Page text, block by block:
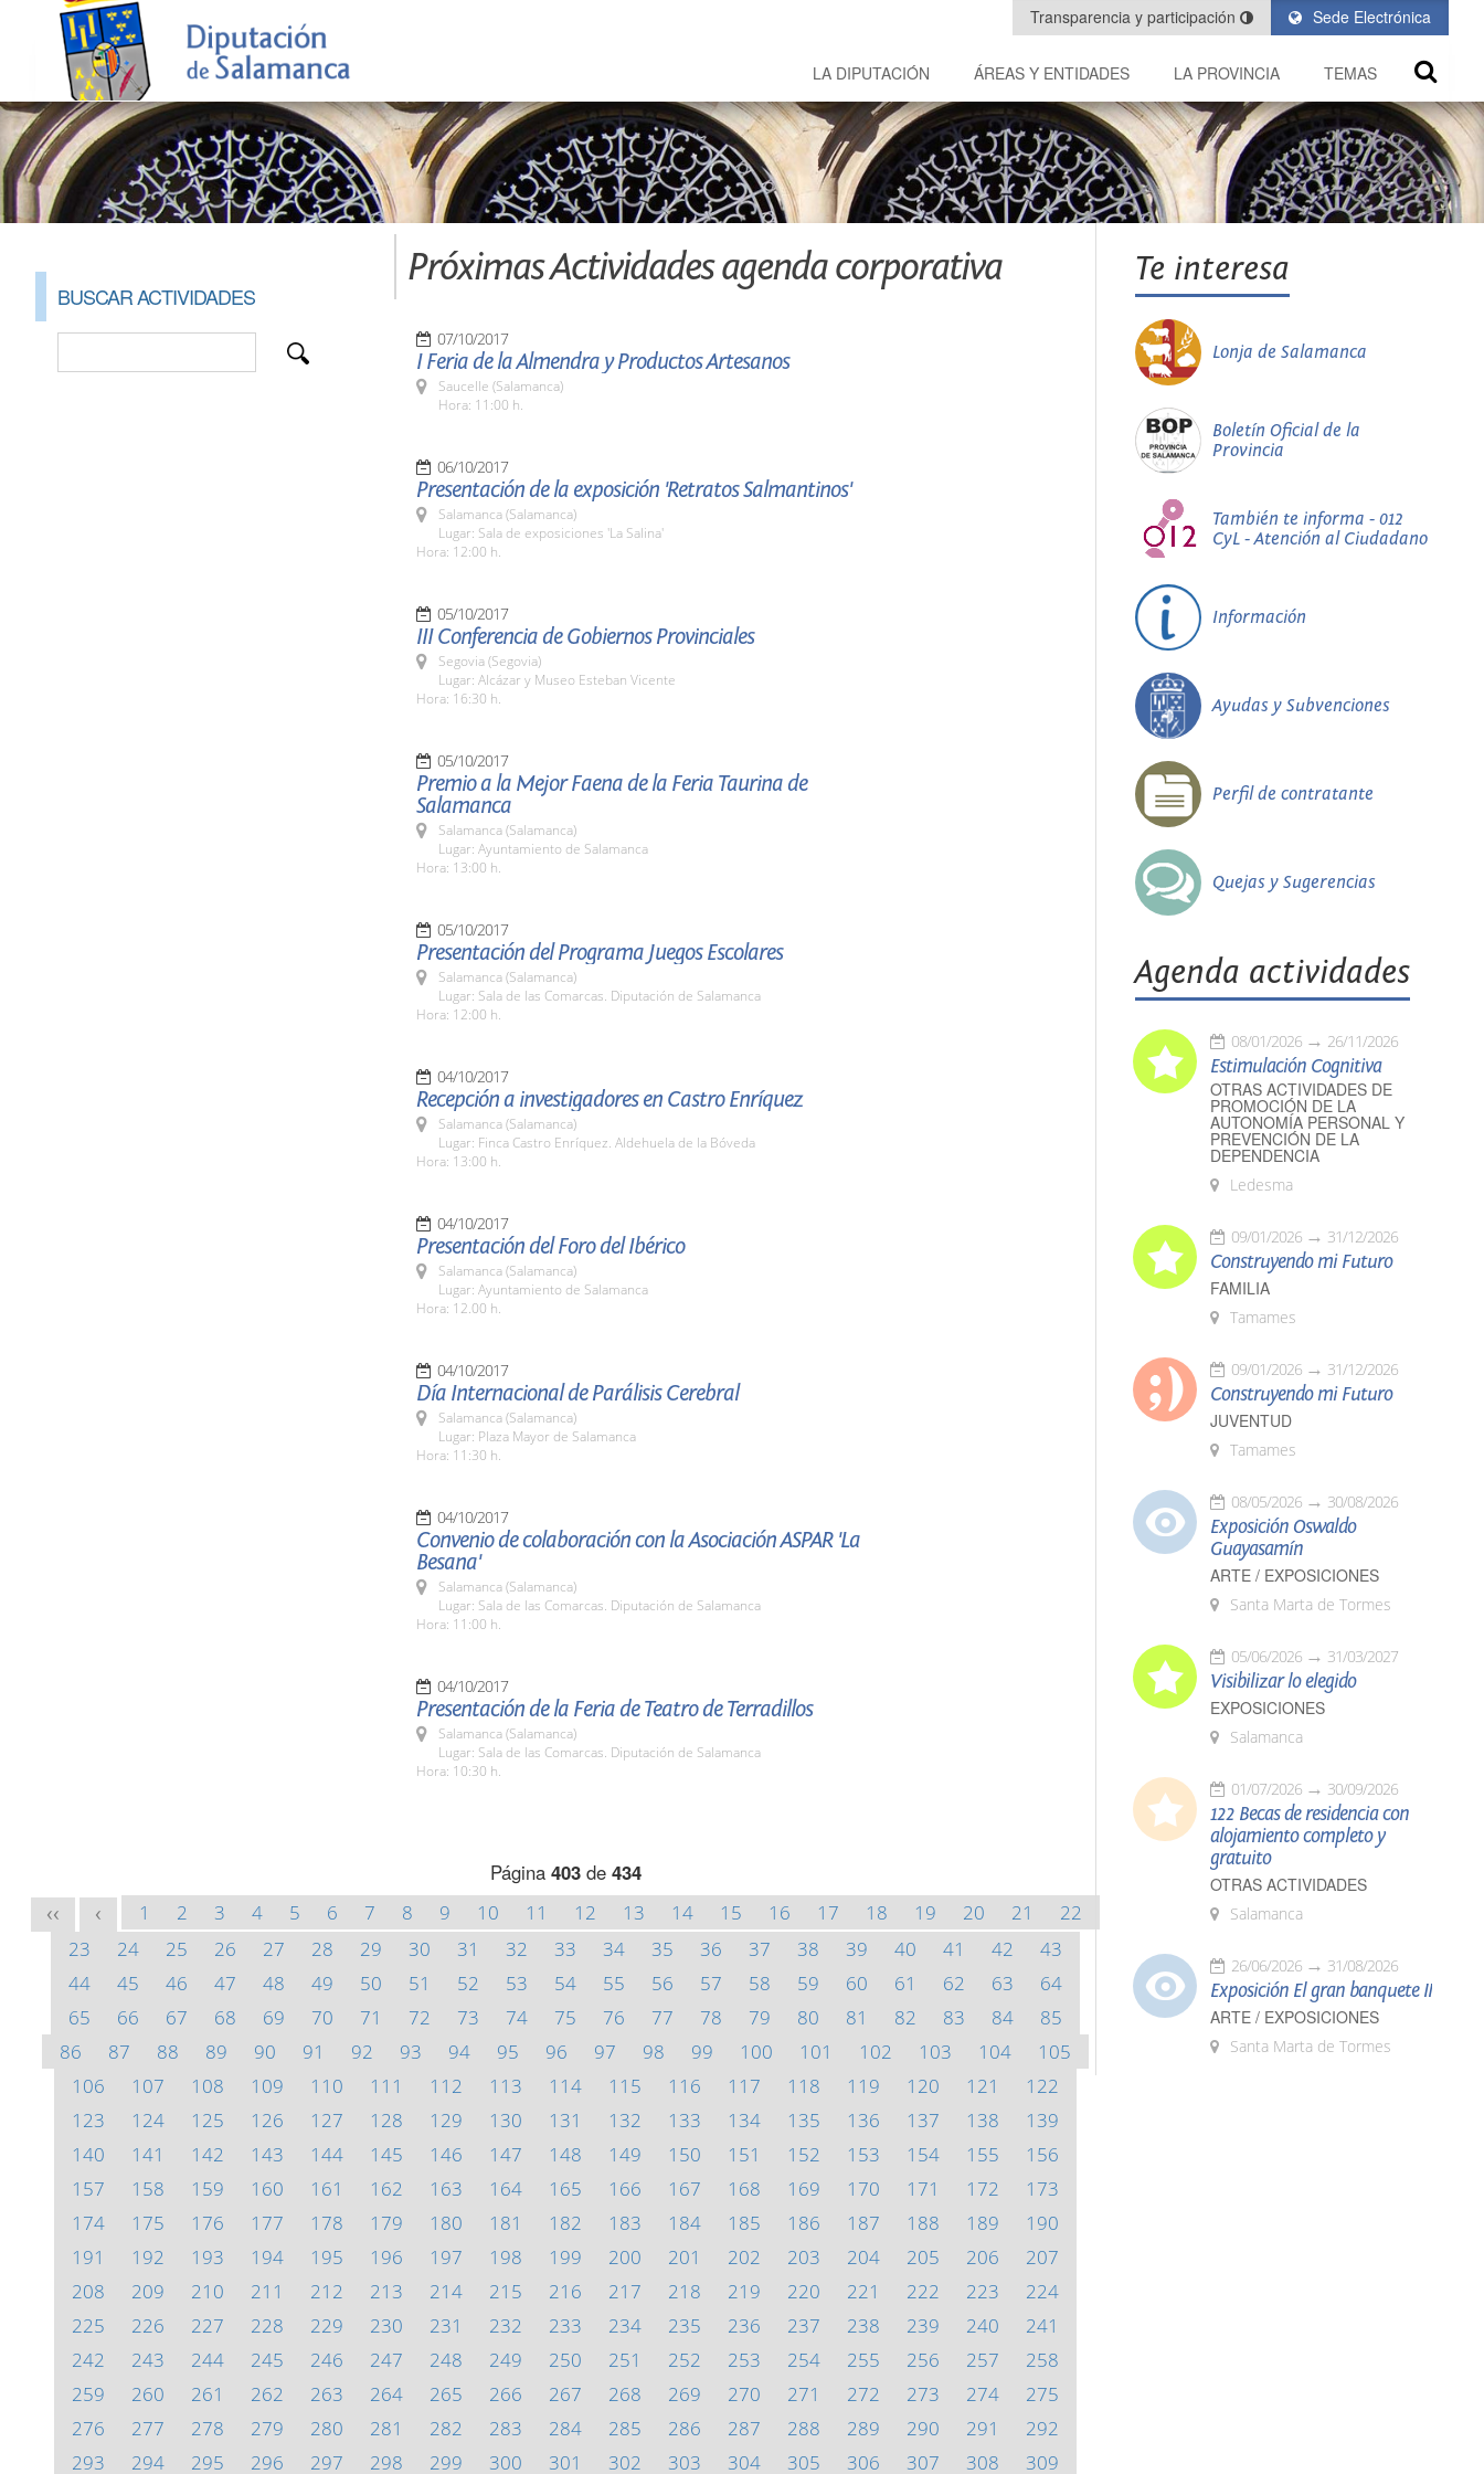
Sede Electrónica
Transparencia y participación
LA DIPUTACIÓN ÁREAS Y ENTIDADES LA PROVINCIA TEMAS
BUSCAR ACTIVIDADES
Próximas Actividades agenda corporativa
07/10/2017
I Feria de la Almendra y Productos Artesanos
Saucelle (Salamanca)
Hora: 11:00 h.
06/10/2017
Presentación de la exposición 'Retratos Salmantinos'
Salamanca (Salamanca)
Lugar: Sala de exposiciones 'La Salina'
Hora: 12:00 h.
05/10/2017
III Conferencia de Gobiernos Provinciales
Segovia (Segovia)
Lugar: Alcázar y Museo Esteban Vicente
Hora: 16:30 h.
05/10/2017
Premio a la Mejor Faena de la Feria Taurina de
Salamanca
Salamanca (Salamanca)
Lugar: Ayuntamiento de Salamanca
Hora: 13:00 h.
05/10/2017
Presentación del Programa Juegos Escolares
Salamanca (Salamanca)
Lugar: Sala de las Comarcas. Diputación de Salamanca
Hora: 12:00 h.
04/10/2017
Recepción a investigadores en Castro Enríquez
Salamanca (Salamanca)
Lugar: Finca Castro Enríquez. Aldehuela de la Bóveda
Hora: 13:00 h.
04/10/2017
Presentación del Foro del Ibérico
Salamanca (Salamanca)
Lugar: Ayuntamiento de Salamanca
Hora: 12.00 h.
04/10/2017
Día Internacional de Parálisis Cerebral
Salamanca (Salamanca)
Lugar: Plaza Mayor de Salamanca
Hora: 11:30 h.
04/10/2017
Convenio de colaboración con la Asociación ASPAR 'La
Besana'
Salamanca (Salamanca)
Lugar: Sala de las Comarcas. Diputación de Salamanca
Hora: 11:00 h.
04/10/2017
Presentación de la Feria de Teatro de Terradillos
Salamanca (Salamanca)
Lugar: Sala de las Comarcas. Diputación de Salamanca
Hora: 10:30 h.
Página 403de 434
<< < 1 2 3 4 5 6 7 8 9 10 11 12 13 14 15 16 17 18 19 20 21
22
23
24 25 26 27 28 29 30 31 32 33 34 35 36 37 38 39 40 41 42
43
44
45 46 47 48 49 50 51 52 53 54 55 56 57 58 59 60 61 62 63
64
65
66 67 68 69 70 71 72 73 74 75 76 77 78 79 80 81 82 83 84
85
86
87 88 89 90 91 92 93 94 95 96 97 98 99 100 101 102 103 104
105
106
107 108 109 110 111 112 113 114 115 116 117 118 119 120 121
122
123
124 125 126 127 128 129 130 131 132 133 134 135 136 137 138
139
140
141 142 143 144 145 146 147 148 149 150 151 152 153 154 155
156
157
158 159 160 161 162 163 164 165 166 167 168 169 170 171 172
173
174
175 176 177 178 179 180 181 182 183 184 185 186 187 188 189
190
191
192 193 194 195 196 197 198 199 200 201 202 203 204 205 206
207
208
209 210 211 212 213 214 215 216 217 218 219 220 221 222 223
224
225
226 227 228 229 230 231 232 233 234 235 236 237 238 239 240
241
242
243 244 245 246 247 248 249 250 251 252 253 254 255 256 257
258
259
260 261 262 263 264 265 266 267 268 269 270 271 272 273 274
275
276
277 278 279 280 281 282 283 284 285 286 287 288 289 290 291
292
293
294 295 296 297 298 299 300 301 302 303 304 305 306 307 308 309
Te interesa
Lonja de Salamanca
Boletín Oficial de la
Provincia
También te informa - 012
CyL - Atención al Ciudadano
Información
Ayudas y Subvenciones
Perfil de contratante
Quejas y Sugerencias
Agenda actividades
08/01/2026 26/11/2026
Estimulación Cognitiva
OTRAS ACTIVIDADES DE
PROMOCIÓN DE LA
AUTONOMÍA PERSONAL Y
PREVENCIÓN DE LA
DEPENDENCIA
Ledesma
09/01/2026 31/12/2026
Construyendo mi Futuro
FAMILIA
Tamames
09/01/2026 31/12/2026
Construyendo mi Futuro
JUVENTUD
Tamames
08/05/2026 30/08/2026
Exposición Oswaldo
Guayasamín
ARTE / EXPOSICIONES
Santa Marta de Tormes
05/06/2026 31/03/2027
Visibilizar lo elegido
EXPOSICIONES
Salamanca
01/07/2026 30/09/2026
122 Becas de residencia con
alojamiento completo y
gratuito
OTRAS ACTIVIDADES
Salamanca
26/06/2026 31/08/2026
Exposición El gran banquete II
ARTE / EXPOSICIONES
Santa Marta de Tormes